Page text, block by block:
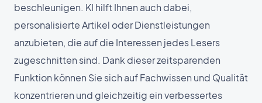
beschleunigen. KI hilft Ihnen auch dabei,
personalisierte Artikel oder Dienstleistungen
anzubieten, die auf die Interessen jedes Lesers
zugeschnitten sind. Dank dieser zeitsparenden
Funktion können Sie sich auf Fachwissen und Qualität
konzentrieren und gleichzeitig ein verbessertes